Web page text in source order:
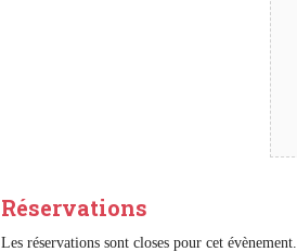
Réservations
Les réservations sont closes pour cet évènement.